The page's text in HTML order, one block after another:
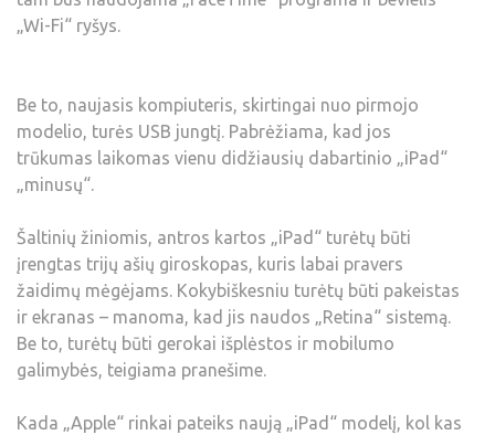
„Wi-Fi“ ryšys.
Be to, naujasis kompiuteris, skirtingai nuo pirmojo
modelio, turės USB jungtį. Pabrėžiama, kad jos
trūkumas laikomas vienu didžiausių dabartinio „iPad“
„minusų“.
Šaltinių žiniomis, antros kartos „iPad“ turėtų būti
įrengtas trijų ašių giroskopas, kuris labai pravers
žaidimų mėgėjams. Kokybiškesniu turėtų būti pakeistas
ir ekranas – manoma, kad jis naudos „Retina“ sistemą.
Be to, turėtų būti gerokai išplėstos ir mobilumo
galimybės, teigiama pranešime.
Kada „Apple“ rinkai pateiks naują „iPad“ modelį, kol kas